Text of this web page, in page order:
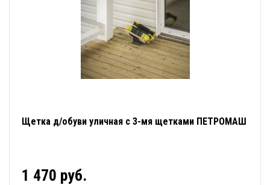
Щетка д/обуви уличная с 3-мя щетками ПЕТРОМАШ
1 470 руб.